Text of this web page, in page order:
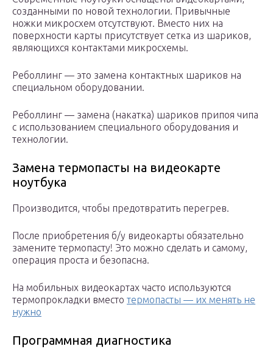
созданными по новой технологии. Привычные
ножки микросхем отсутствуют. Вместо них на
поверхности карты присутствует сетка из шариков,
являющихся контактами микросхемы.
Реболлинг — это замена контактных шариков на
специальном оборудовании.
Реболлинг — замена (накатка) шариков припоя чипа
с использованием специального оборудования и
технологии.
Замена термопасты на видеокарте
ноутбука
Производится, чтобы предотвратить перегрев.
После приобретения б/у видеокарты обязательно
замените термопасту! Это можно сделать и самому,
операция проста и безопасна.
На мобильных видеокартах часто используются
термопрокладки вместо термопасты — их менять не
нужно
Программная диагностика